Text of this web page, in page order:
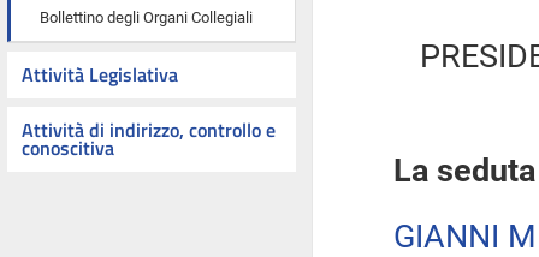
Bollettino degli Organi Collegiali
Attività Legislativa
Attività di indirizzo, controllo e
conoscitiva
La
GIANNI